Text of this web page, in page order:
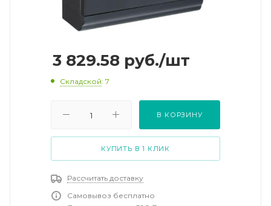
3 829.58 руб./шт
Складской: 7
В КОРЗИНУ
КУПИТЬ В 1 КЛИК
Рассчитать доставку
Самовывоз бесплатно